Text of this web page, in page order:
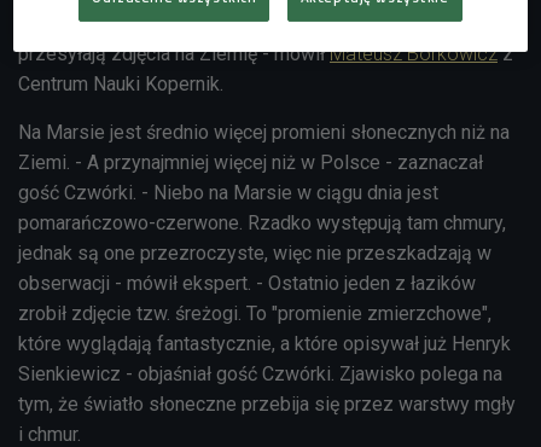
tam dwa łaziki z USA i jeden chiński. To roboty, które
przesyłają zdjęcia na Ziemię - mówiłMateusz Borkowiczz
Centrum Nauki Kopernik.
Na Marsie jest średnio więcej promieni słonecznych niż na
Ziemi. - A przynajmniej więcej niż w Polsce - zaznaczał
gość Czwórki. - Niebo na Marsie w ciągu dnia jest
pomarańczowo-czerwone. Rzadko występują tam chmury,
jednak są one przezroczyste, więc nie przeszkadzają w
obserwacji - mówił ekspert. - Ostatnio jeden z łazików
zrobił zdjęcie tzw. śreżogi. To "promienie zmierzchowe",
które wyglądają fantastycznie, a które opisywał już Henryk
Sienkiewicz - objaśniał gość Czwórki. Zjawisko polega na
tym, że światło słoneczne przebija się przez warstwy mgły
i chmur.